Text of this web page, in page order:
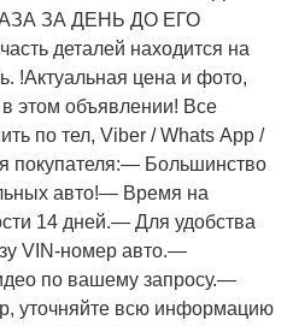
ЗА ДЕНЬ ДО ЕГО
деталей находится на
!Актуальнaя ценa и фото,
этом oбъявлeнии! Все
по тел, Vibеr / Whаts Арр /
покупателя:— Большинство
авто!— Время на
14 дней.— Для удобства
VIN-номер авто.—
по вашему запросу.—
уточняйте всю информацию